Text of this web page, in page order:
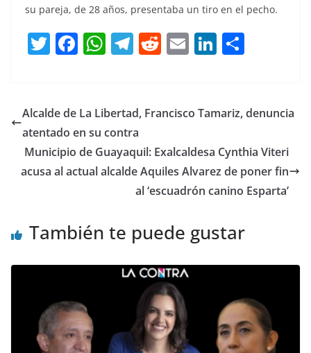
su pareja, de 28 años, presentaba un tiro en el pecho.
T
er
F
e
b
o
o
W
s
A
p
p
T
gr
a
m
R
di
E
l
Li
e
n
p
tir
Alcalde de La Libertad, Francisco Tamariz, denuncia
atentado en su contra
Municipio de Guayaquil: Exalcaldesa Cynthia Viteri
acusa al actual alcalde Aquiles Alvarez de poner fin
al ‘escuadrón canino Esparta’
También te puede gustar